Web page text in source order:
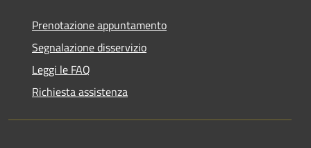
Prenotazione appuntamento
Segnalazione disservizio
Leggi le FAQ
Richiesta assistenza